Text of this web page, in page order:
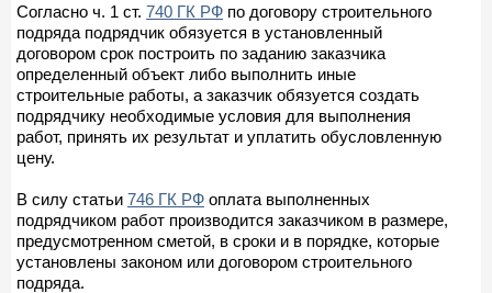
Согласно ч. 1 ст. 740 ГК РФ по договору строительного
подряда подрядчик обязуется в установленный
договором срок построить по заданию заказчика
определенный объект либо выполнить иные
строительные работы, а заказчик обязуется создать
подрядчику необходимые условия для выполнения
работ, принять их результат и уплатить обусловленную
цену.
В силу статьи 746 ГК РФ оплата выполненных
подрядчиком работ производится заказчиком в размере,
предусмотренном сметой, в сроки и в порядке, которые
установлены законом или договором строительного
подряда.